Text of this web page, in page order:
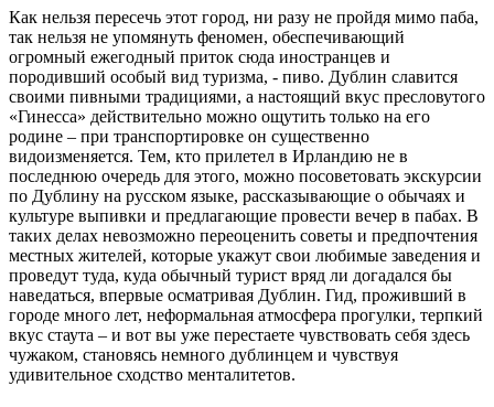
Как нельзя пересечь этот город, ни разу не пройдя мимо паба,
так нельзя не упомянуть феномен, обеспечивающий
огромный ежегодный приток сюда иностранцев и
породивший особый вид туризма, - пиво. Дублин славится
своими пивными традициями, а настоящий вкус пресловутого
«Гинесса» действительно можно ощутить только на его
родине – при транспортировке он существенно
видоизменяется. Тем, кто прилетел в Ирландию не в
последнюю очередь для этого, можно посоветовать экскурсии
по Дублину на русском языке, рассказывающие о обычаях и
культуре выпивки и предлагающие провести вечер в пабах. В
таких делах невозможно переоценить советы и предпочтения
местных жителей, которые укажут свои любимые заведения и
проведут туда, куда обычный турист вряд ли догадался бы
наведаться, впервые осматривая Дублин. Гид, проживший в
городе много лет, неформальная атмосфера прогулки, терпкий
вкус стаута – и вот вы уже перестаете чувствовать себя здесь
чужаком, становясь немного дублинцем и чувствуя
удивительное сходство менталитетов.